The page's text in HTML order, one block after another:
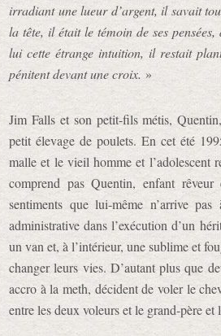
irradiant une lueur d’argent, il savait
la tête, il était le témoin de ses
lui cette étrange intuition, il restait
pénitent devant une croix. »
Jim Falls et son petit-fils métis,
petit élevage de poulets. En cet été
malle et le vieil homme et l’adolescent
comprend pas Quentin, enfant
sentiments que lui-même n’arrive
administrative dans l’exécution d’un
un van et, à l’intérieur, une sublime et
changer leurs vies. D’autant plus que
accro à la meth, décident de voler le
entre les deux voleurs et le grand-père